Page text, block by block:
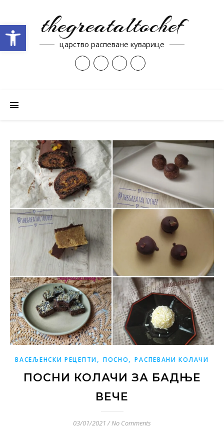
thegreataltochef
царство распеване куварице
ВАСЕЉЕНСКИ РЕЦЕПТИ, ПОСНО,РАСПЕВАНИ КОЛАЧИ
ПОСНИ КОЛАЧИ ЗА БАДЊЕ
ВЕЧЕ
03/01/2021 /No Comments
Open toolbar